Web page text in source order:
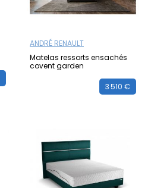
ANDRÉ RENAULT
Matelas ressorts ensachés
covent garden
3 510 €